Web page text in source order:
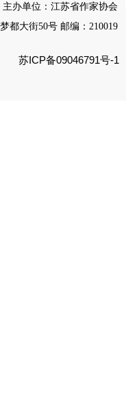
主办单位：江苏省作家协会
梦都大街50号 邮编：210019
苏ICP备09046791号-1